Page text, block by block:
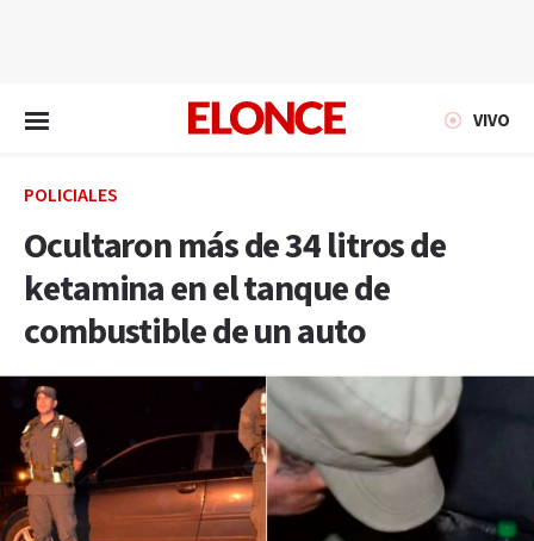
VIVO
POLICIALES
Ocultaron más de 34 litros de
ketamina en el tanque de
combustible de un auto